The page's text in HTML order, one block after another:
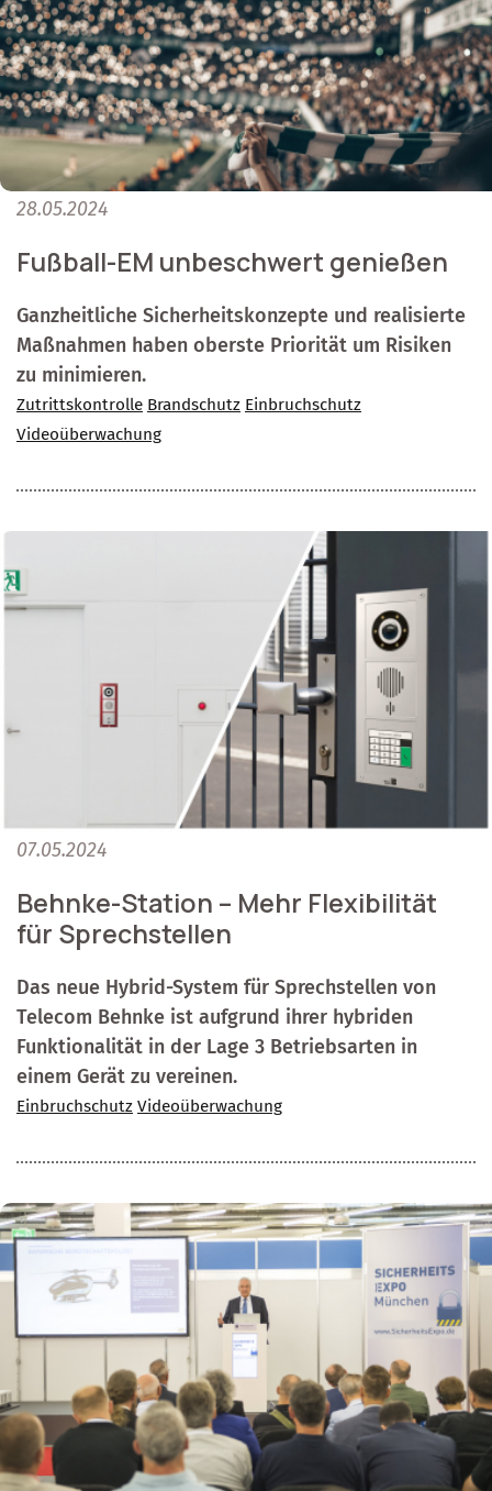
28.05.2024
Fußball-EM unbeschwert genießen
Ganzheitliche Sicherheitskonzepte und realisierte
Maßnahmen haben oberste Priorität um Risiken
zu minimieren.
Zutrittskontrolle Brandschutz Einbruchschutz
Videoüberwachung
07.05.2024
Behnke-Station – Mehr Flexibilität
für Sprechstellen
Das neue Hybrid-System für Sprechstellen von
Telecom Behnke ist aufgrund ihrer hybriden
Funktionalität in der Lage 3 Betriebsarten in
einem Gerät zu vereinen.
Einbruchschutz Videoüberwachung